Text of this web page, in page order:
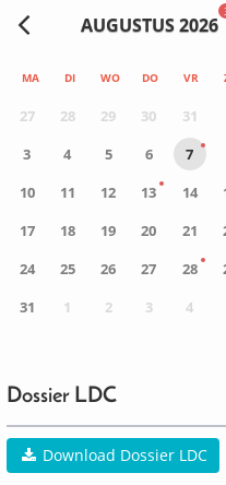
AUGUSTUS 2026
MA DI WO DO VR
27 28 29 30 31
3
4 5 6 7
10
11 12 13 14
17
18 19 20 21
24
25 26 27 28
31
1 2 3 4
Dossier LDC
Download Dossier LDC